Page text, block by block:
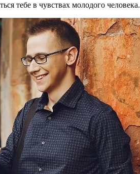
тебе в чувствах молодого человека.